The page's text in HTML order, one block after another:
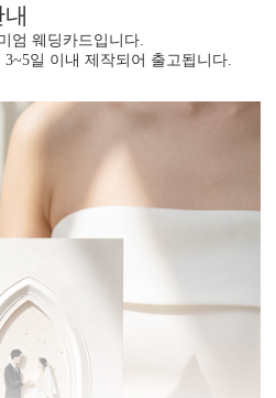
엄 웨딩카드입니다.
일 이내 제작되어 출고됩니다.